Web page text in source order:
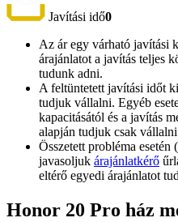
Javítási idő0
Az ár egy várható javítási
árajánlatot a javítás teljes
tudunk adni.
A feltüntetett javítási időt
tudjuk vállalni. Egyéb
kapacitásától és a javítás
alapján tudjuk csak
Összetett probléma esetén
javasoljuk árajánlatkérő
eltérő egyedi árajánlatot
Honor 20 Pro ház